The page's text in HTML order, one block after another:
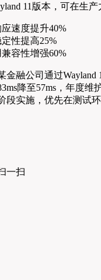
11版本，可在生产
速度提升40%
性提高25%
容性增强60%
金融公司通过Wayland
降至57ms，年度维
段实施，优先在测试